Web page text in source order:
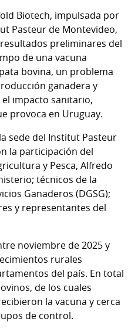
Biotech, impulsada por
Pasteur de Montevideo,
preliminares del
de una vacuna
bovina, un problema
ganadera y
impacto sanitario,
provoca en Uruguay.
sede del Institut Pasteur
la participación del
y Pesca, Alfredo
técnicos de la
Ganaderos (DGSG);
y representantes del
noviembre de 2025 y
rurales
del país. En total
de los cuales
la vacuna y cerca
de control.